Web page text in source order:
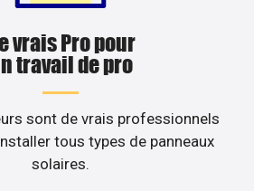
vrais Pro pour
travail de pro
sont de vrais professionnels
tous types de panneaux
solaires.